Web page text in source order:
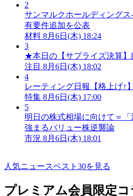
2
サンマルクホールディング
有要件追加を公表
材料 8月6日(木) 18:24
3
★本日の【サプライズ決算】
注目 8月6日(木) 18:02
4
レーティング日報【格上げ↑
特集 8月6日(木) 17:00
5
明日の株式相場に向けて＝
強まるバリュー株逆襲論
市況 8月6日(木) 18:01
人気ニュースベスト30を見る
プレミアム会員限定コ